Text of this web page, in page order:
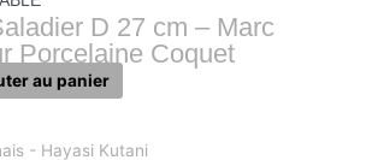
D 27 cm – Marc
Porcelaine Coquet
au panier